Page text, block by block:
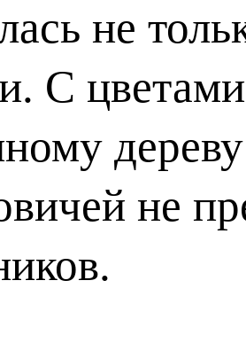
не
С
не